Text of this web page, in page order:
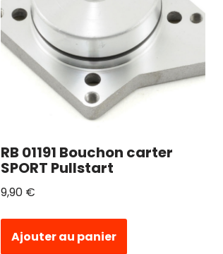
RB 01191 Bouchon carter
SPORT Pullstart
9,90 €
Ajouter au panier